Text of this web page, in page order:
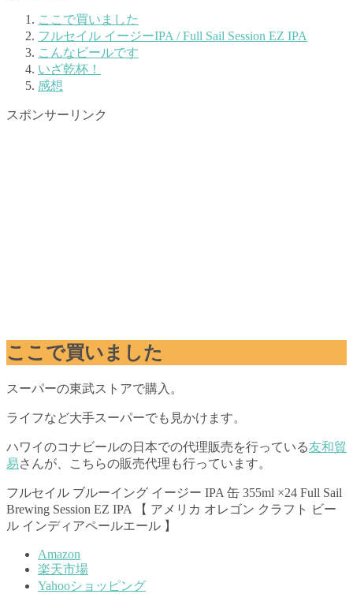
ここで買いました
フルセイル イージーIPA / Full Sail Session EZ IPA
こんなビールです
いざ乾杯！
感想
スポンサーリンク
ここで買いました
スーパーの東武ストアで購入。
ライフなど大手スーパーでも見かけます。
ハワイのコナビールの日本での代理販売を行っている友和貿
易さんが、こちらの販売代理も行っています。
フルセイル ブルーイング イージー IPA 缶 355ml ×24 Full Sail
Brewing Session EZ IPA 【 アメリカ オレゴン クラフト ビー
ル インディアペールエール 】
Amazon
楽天市場
Yahooショッピング